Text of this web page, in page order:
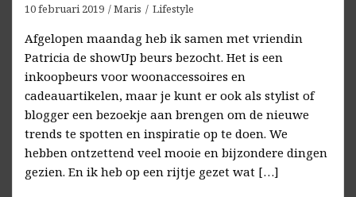
10 februari 2019 Maris Lifestyle
Afgelopen maandag heb ik samen met vriendin
Patricia de showUp beurs bezocht. Het is een
inkoopbeurs voor woonaccessoires en
cadeauartikelen, maar je kunt er ook als stylist of
blogger een bezoekje aan brengen om de nieuwe
trends te spotten en inspiratie op te doen. We
hebben ontzettend veel mooie en bijzondere dingen
gezien. En ik heb op een rijtje gezet wat […]